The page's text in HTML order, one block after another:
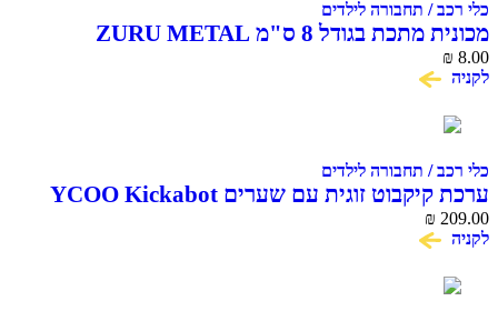
כלי רכב / תחבורה לילדים
מכונית מתכת בגודל 8 ס"מ ZURU METAL
MACHINES
₪ 8.00
לקניה
כלי רכב / תחבורה לילדים
ערכת קיקבוט זוגית עם שערים YCOO Kickabot
₪ 209.00
לקניה